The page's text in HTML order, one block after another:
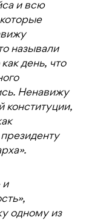
и всю
называли
день, что
Ненавижу
конституции,
и
одному из